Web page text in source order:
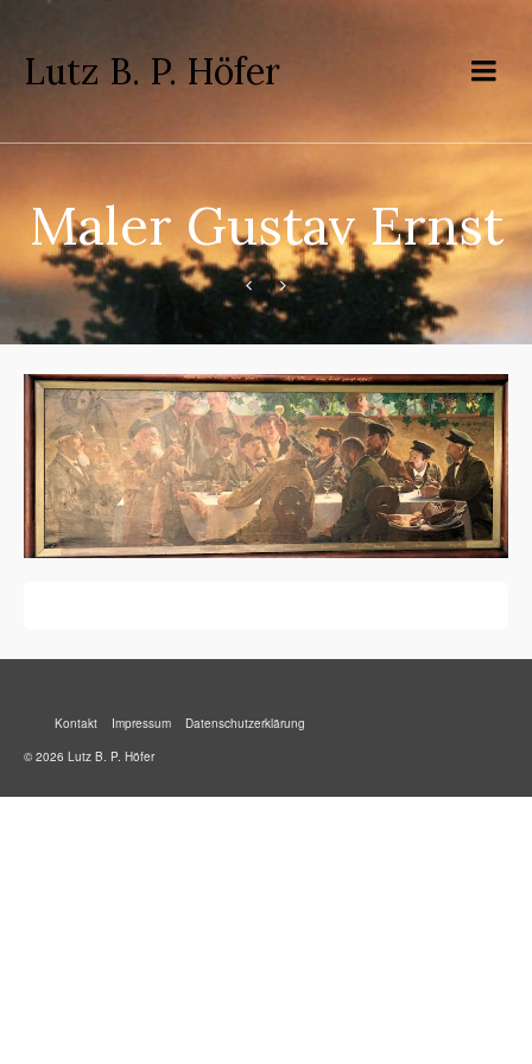
Lutz B. P. Höfer
Maler Gustav Ernst
Kontakt Impressum
Datenschutzerklärung
© 2026 Lutz B. P. Höfer